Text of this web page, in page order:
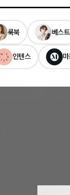
룩북 베스트
인텐스